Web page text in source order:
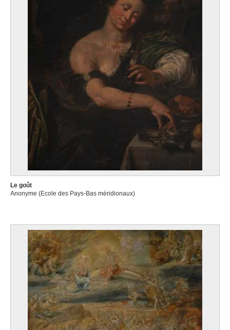
Le goût
Anonyme (Ecole des Pays-Bas méridionaux)